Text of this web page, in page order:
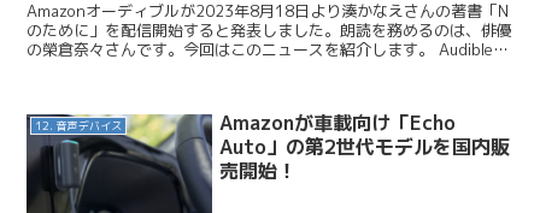
Amazonオーディブルが2023年8月18日より湊かなえさんの著書「N
のために」を配信開始すると発表しました。朗読を務めるのは、俳優
の榮倉奈々さんです。今回はこのニュースを紹介します。 Audible /
12. 音声デバイス
Amazonが車載向け「Echo
Auto」の第2世代モデルを国内販
売開始！